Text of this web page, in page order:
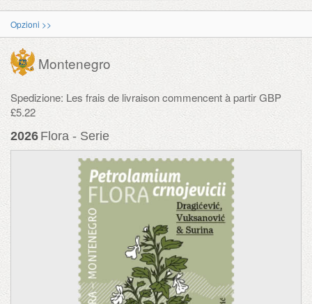
Opzioni >>
Montenegro
Spedizione: Les frais de livraison commencent à partir GBP
£5.22
2026 Flora - Serie